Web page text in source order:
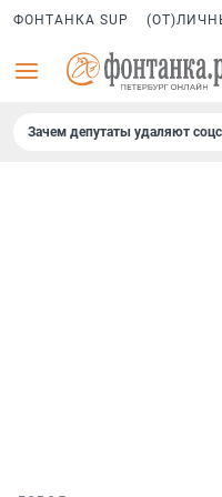
ФОНТАНКА SUP
Зачем депутаты удаляют